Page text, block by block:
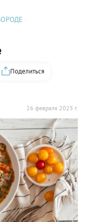
26 февраля 2025 г.
Поделиться